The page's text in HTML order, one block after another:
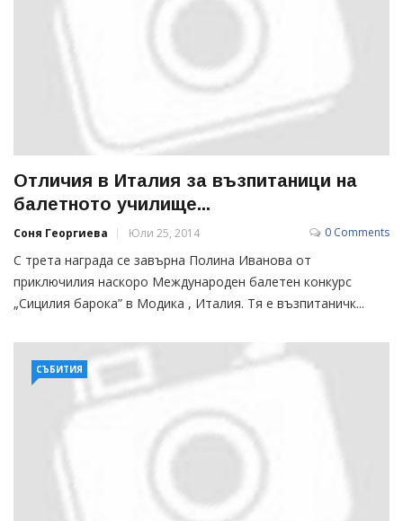
Отличия в Италия за възпитаници на
балетното училище...
Соня Георгиева Юли 25, 2014 0 Comments
С трета награда се завърна Полина Иванова от
приключилия наскоро Международен балетен конкурс
„Сицилия барока” в Модика , Италия. Тя е възпитаничк...
СЪБИТИЯ